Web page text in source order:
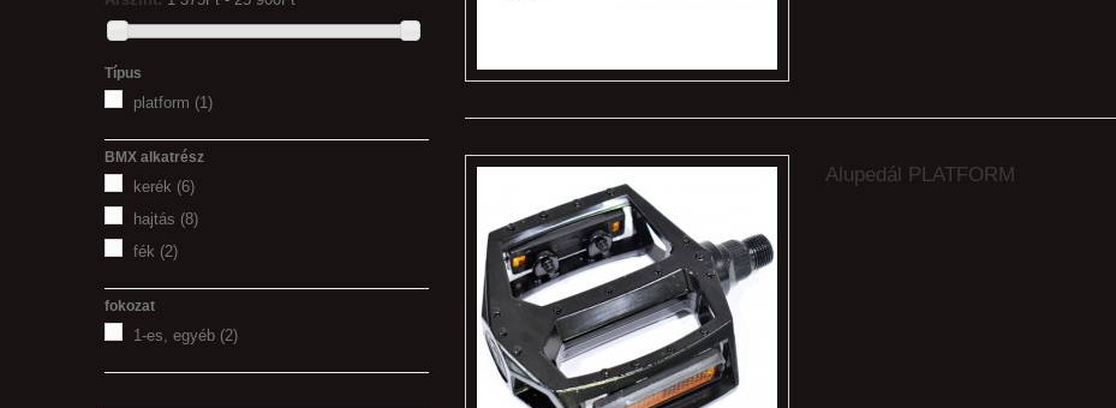
Típus
platform (1)
BMX alkatrész
kerék (6)
hajtás (8)
fék (2)
fokozat
1-es, egyéb (2)
Alupedál PLATFORM